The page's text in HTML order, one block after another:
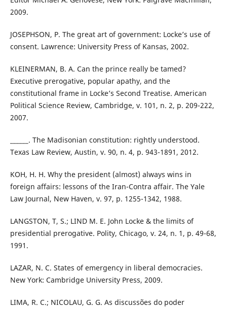
2009.
JOSEPHSON, P. The great art of government: Locke’s use of
consent. Lawrence: University Press of Kansas, 2002.
KLEINERMAN, B. A. Can the prince really be tamed?
Executive prerogative, popular apathy, and the
constitutional frame in Locke’s Second Treatise. American
Political Science Review, Cambridge, v. 101, n. 2, p. 209-222,
2007.
______. The Madisonian constitution: rightly understood.
Texas Law Review, Austin, v. 90, n. 4, p. 943-1891, 2012.
KOH, H. H. Why the president (almost) always wins in
foreign affairs: lessons of the Iran-Contra affair. The Yale
Law Journal, New Haven, v. 97, p. 1255-1342, 1988.
LANGSTON, T, S.; LIND M. E. John Locke & the limits of
presidential prerogative. Polity, Chicago, v. 24, n. 1, p. 49-68,
1991.
LAZAR, N. C. States of emergency in liberal democracies.
New York: Cambridge University Press, 2009.
LIMA, R. C.; NICOLAU, G. G. As discussões do poder